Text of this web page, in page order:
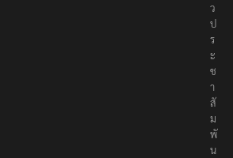
ว
ป
ร
ะ
ช
า
สั
ม
พั
น